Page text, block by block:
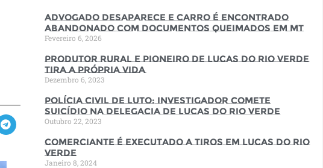
Advogado desaparece e carro é encontrado
abandonado com documentos queimados em MT
Fevereiro 6, 2026
Produtor rural e pioneiro de Lucas do Rio Verde
tira a própria vida
Dezembro 6, 2023
Polícia Civil de luto: Investigador comete
suicídio na Delegacia de Lucas do Rio Verde
Outubro 22, 2023
Comerciante é executado a tiros em Lucas do Rio
Verde
Janeiro 8, 2024